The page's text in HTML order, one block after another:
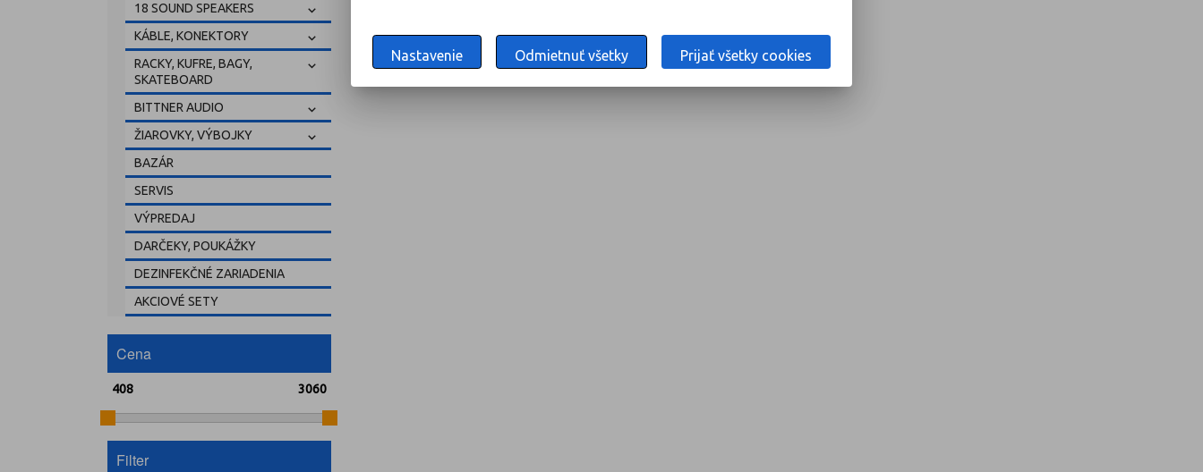
18 SOUND SPEAKERS
KÁBLE, KONEKTORY
RACKY, KUFRE, BAGY,
SKATEBOARD
BITTNER AUDIO
ŽIAROVKY, VÝBOJKY
BAZÁR
SERVIS
VÝPREDAJ
DARČEKY, POUKÁŽKY
DEZINFEKČNÉ ZARIADENIA
AKCIOVÉ SETY
Cena
Filter
Nastavenie Odmietnuť všetky Prijať všetky cookies